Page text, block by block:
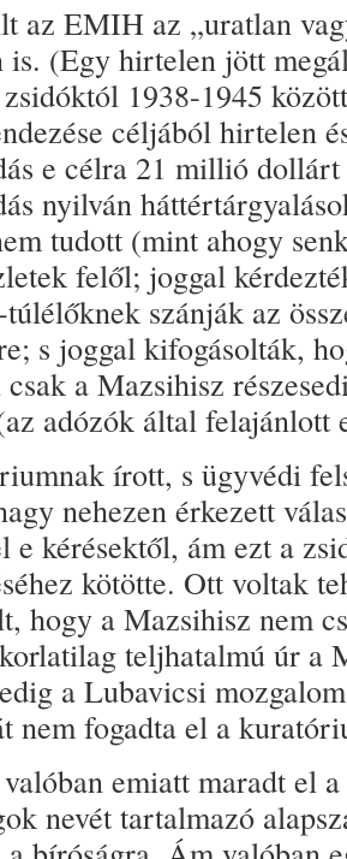
az EMIH az „uratlan
is. (Egy hirtelen jött
1938-1945
céljából hirtelen
e célra 21 millió
nyilván
tudott (mint ahogy
felől; joggal
szánják az
s joggal kifogásolták,
a Mazsihisz
adózók által felajánlott
írott, s ügyvédi
nehezen érkezett
e kérésektől, ám ezt a
kötötte. Ott voltak
hogy a Mazsihisz nem
teljhatalmú úr a
a Lubavicsi
nem fogadta el a
emiatt maradt el
nevét tartalmazó